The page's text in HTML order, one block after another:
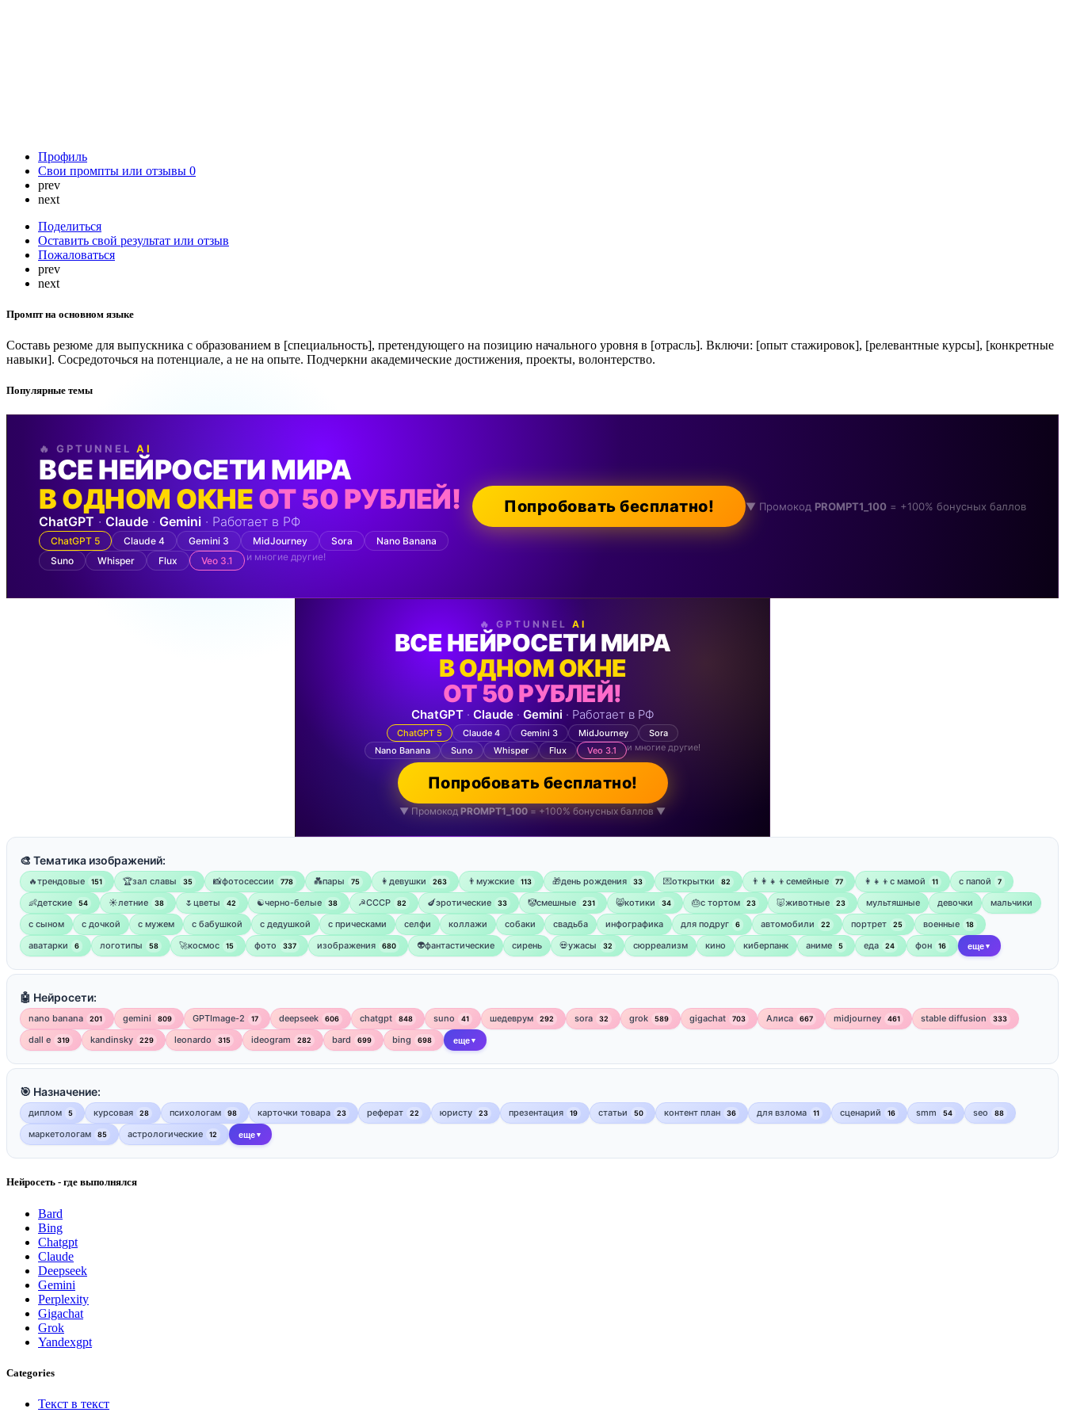
Профиль
Свои промпты или отзывы 0
prev
next
Поделиться
Оставить свой результат или отзыв
Пожаловаться
prev
next
Промпт на основном языке
Составь резюме для выпускника с образованием в [специальность], претендующего на позицию начального уровня в [отрасль]. Включи: [опыт стажировок], [релевантные курсы], [конкретные
навыки]. Сосредоточься на потенциале, а не на опыте. Подчеркни академические достижения, проекты, волонтерство.
Популярные темы
🔥 GPTUNNEL AI
ВСЕ НЕЙРОСЕТИ МИРА
В ОДНОМ ОКНЕОТ 50 РУБЛЕЙ!
ChatGPT · Claude · Gemini · Работает в РФ
ChatGPT 5 Claude 4 Gemini 3 MidJourney Sora
Nano Banana
Suno
Whisper Flux Veo 3.1 и многие другие!
Попробовать бесплатно! ▼ Промокод PROMPT1_100 = +100% бонусных баллов
🔥 GPTUNNEL AI
ВСЕ НЕЙРОСЕТИ МИРА
В ОДНОМ ОКНЕ
ОТ 50 РУБЛЕЙ!
ChatGPT· Claude· Gemini · Работает в РФ
ChatGPT 5 Claude 4 Gemini 3 MidJourney
Sora
Nano Banana
Suno Whisper Flux Veo 3.1 и многие другие!
Попробовать бесплатно!
▼ Промокод PROMPT1_100 = +100% бонусных баллов ▼
🎨 Тематика изображений:
🔥трендовые 151 🏆зал славы 35 📸фотосессии 778 💑пары 75 👩девушки 263 👨мужские 113 🎁день рождения 33 💌открытки 82 👨‍👩‍👧‍👦семейные 77 👩‍👧‍👦с мамой 11 ‍с папой 7
👶детские 54 ☀️летние 38 🌷цветы 42 ☯︎черно-белые 38 ☭СССР 82 🍆эротические 33 🤡смешные 231 😸котики 34 🎂с тортом 23 🐷животные 23 мультяшные девочки
мальчики
с сыном
с дочкой с мужем с бабушкой с дедушкой с прическами селфи коллажи собаки свадьба инфографика для подруг 6 автомобили 22 портрет 25 военные 18
аватарки 6 логотипы 58 🚀космос 15 фото 337 изображения 680 👽фантастические сирень 💀ужасы 32 сюрреализм кино киберпанк аниме 5 еда 24 фон 16 еще ▼
🤖 Нейросети:
nano banana 201 gemini 809 GPTImage-2 17 deepseek 606 chatgpt 848 suno 41 шедеврум 292 sora 32 grok 589 gigachat 703 Алиса 667 midjourney 461 stable diffusion 333
dall e 319 kandinsky 229 leonardo 315 ideogram 282 bard 699 bing 698 еще ▼
🎯 Назначение:
диплом 5 курсовая 28 психологам 98 карточки товара 23 реферат 22 юристу 23 презентация 19 статьи 50 контент план 36 для взлома 11 сценарий 16 smm 54 seo 88
маркетологам 85 астрологические 12 еще ▼
Нейросеть - где выполнялся
Bard
Bing
Chatgpt
Claude
Deepseek
Gemini
Perplexity
Gigachat
Grok
Yandexgpt
Categories
Текст в текст